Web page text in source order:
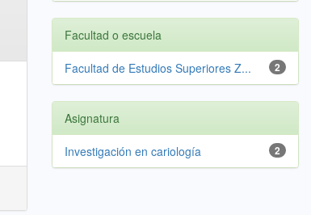
Facultad o escuela
2
Facultad de Estudios Superiores Z...
Asignatura
2
Investigación en cariología